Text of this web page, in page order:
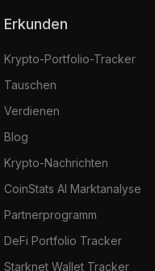
Erkunden
Krypto-Portfolio-Tracker
Tauschen
Verdienen
Blog
Krypto-Nachrichten
CoinStats AI Marktanalyse
Partnerprogramm
DeFi Portfolio Tracker
Starknet Wallet Tracker